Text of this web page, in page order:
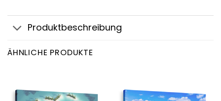
Produktbeschreibung
ÄHNLICHE PRODUKTE